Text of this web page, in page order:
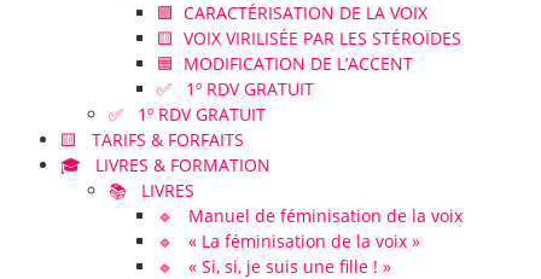
🟪 CARACTÉRISATION DE LA VOIX
🟨 VOIX VIRILISÉE PAR LES STÉROÏDES
🟦 MODIFICATION DE L’ACCENT
✅ 1º RDV GRATUIT
✅ 1º RDV GRATUIT
🟨 TARIFS & FORFAITS
🎓 LIVRES & FORMATION
📚 LIVRES
🔹 Manuel de féminisation de la voix
🔹 « La féminisation de la voix »
🔹 « Si, si, je suis une fille ! »